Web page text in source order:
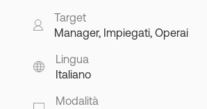
Target
Manager, Impiegati, Operai
Lingua
Italiano
Modalità